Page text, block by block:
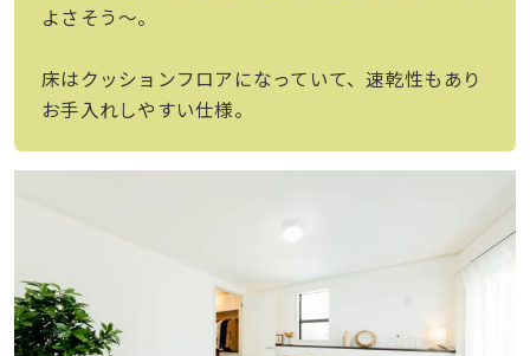
よさそう〜。
床はクッションフロアになっていて、速乾性もあり
お手入れしやすい仕様。